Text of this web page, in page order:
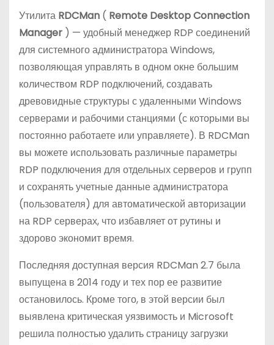
Утилита RDCMan ( Remote Desktop Connection
Manager ) — удобный менеджер RDP соединений
для системного администратора Windows,
позволяющая управлять в одном окне большим
количеством RDP подключений, создавать
древовидные структуры с удаленными Windows
серверами и рабочими станциями (с которыми вы
постоянно работаете или управляете). В RDCMan
вы можете использовать различные параметры
RDP подключения для отдельных серверов и групп
и сохранять учетные данные администратора
(пользователя) для автоматической авторизации
на RDP серверах, что избавляет от рутины и
здорово экономит время.
Последняя доступная версия RDCMan 2.7 была
выпущена в 2014 году и тех пор ее развитие
остановилось. Кроме того, в этой версии был
выявлена критическая уязвимость и Microsoft
решила полностью удалить страницу загрузки